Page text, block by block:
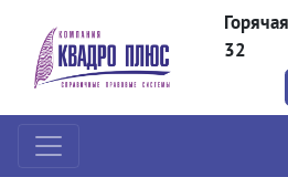
32